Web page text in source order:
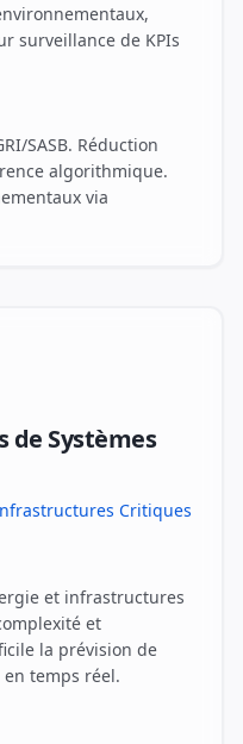
surveillance de KPIs
SASB. Réduction
algorithmique.
via
de Systèmes
Critiques
et infrastructures
et
la prévision de
temps réel.